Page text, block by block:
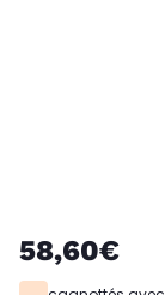
58,60€